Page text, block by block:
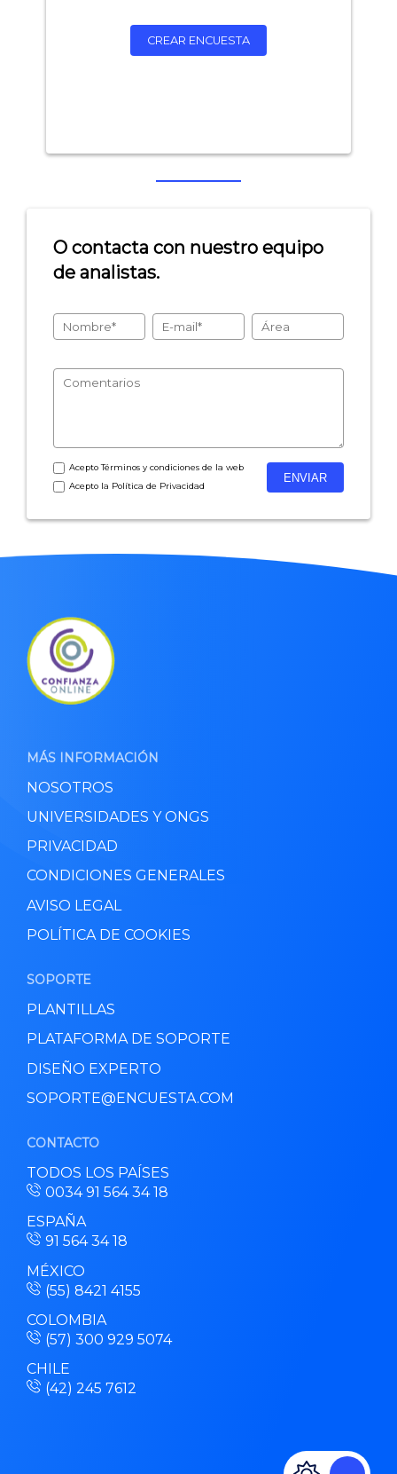
- Encuestas de NPS
- Encuestas de satisfacción de cliente
- Investigación de mercados
CREAR ENCUESTA
O contacta con nuestro equipo
de analistas.
AceptoTérminos y condicionesde la web
Acepto la Política de Privacidad
MÁS INFORMACIÓN
NOSOTROS
UNIVERSIDADES Y ONGS
PRIVACIDAD
CONDICIONES GENERALES
AVISO LEGAL
POLÍTICA DE COOKIES
SOPORTE
PLANTILLAS
PLATAFORMA DE SOPORTE
DISEÑO EXPERTO
SOPORTE@ENCUESTA.COM
CONTACTO
TODOS LOS PAÍSES
0034 91 564 34 18
ESPAÑA
91 564 34 18
MÉXICO
(55) 8421 4155
COLOMBIA
(57) 300 929 5074
CHILE
(42) 245 7612